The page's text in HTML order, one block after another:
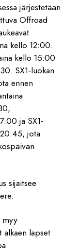
järjestetään
Offroad
kello 12:00.
kello 15:00
SX1-luokan
ennen
ja SX1-
jota
sijaitsee
myy
alkaen lapset